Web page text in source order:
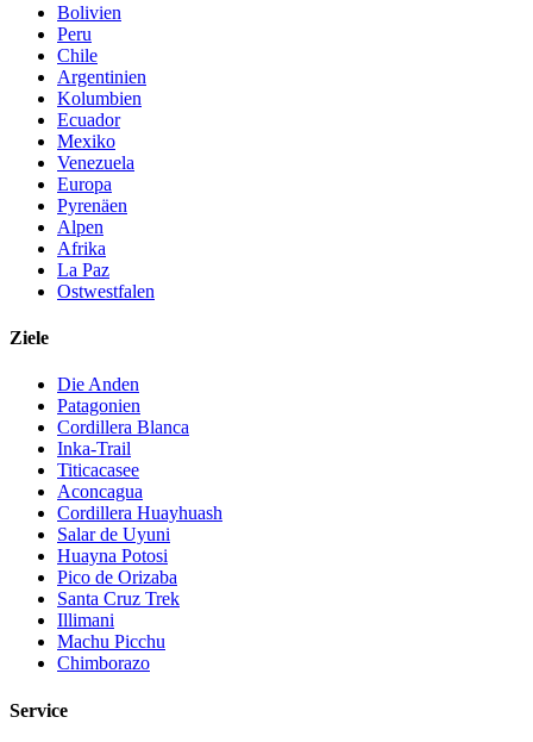
Bolivien
Peru
Chile
Argentinien
Kolumbien
Ecuador
Mexiko
Venezuela
Europa
Pyrenäen
Alpen
Afrika
La Paz
Ostwestfalen
Ziele
Die Anden
Patagonien
Cordillera Blanca
Inka-Trail
Titicacasee
Aconcagua
Cordillera Huayhuash
Salar de Uyuni
Huayna Potosi
Pico de Orizaba
Santa Cruz Trek
Illimani
Machu Picchu
Chimborazo
Service